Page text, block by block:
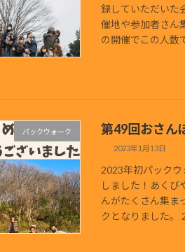
録していただいた
催地や参加者さん
の開催でこの人数
パックウォーク 第49回おさん
2023年1月13日
2023年初パック
しました！あくび
んがたくさん集ま
クとなりました。